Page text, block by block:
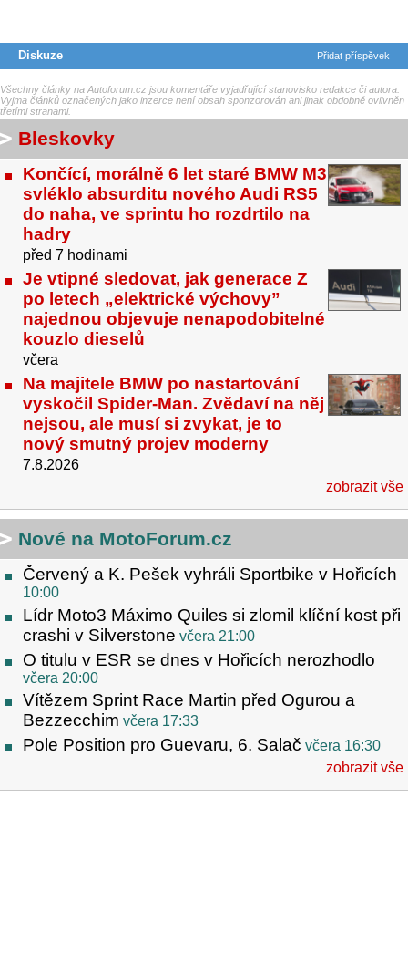
Diskuze Přidat příspěvek
Všechny články na Autoforum.cz jsou komentáře vyjadřující stanovisko redakce či autora.
Vyjma článků označených jako inzerce není obsah sponzorován ani jinak obdobně ovlivněn
třetími stranami.
Bleskovky
Končící, morálně 6 let staré BMW M3
svléklo absurditu nového Audi RS5
do naha, ve sprintu ho rozdrtilo na
hadry
před 7 hodinami
Je vtipné sledovat, jak generace Z
po letech „elektrické výchovy”
najednou objevuje nenapodobitelné
kouzlo dieselů
včera
Na majitele BMW po nastartování
vyskočil Spider-Man. Zvědaví na něj
nejsou, ale musí si zvykat, je to
nový smutný projev moderny
7.8.2026
zobrazit vše
Nové na MotoForum.cz
Červený a K. Pešek vyhráli Sportbike v Hořicích
10:00
Lídr Moto3 Máximo Quiles si zlomil klíční kost při
crashi v Silverstone včera 21:00
O titulu v ESR se dnes v Hořicích nerozhodlo
včera 20:00
Vítězem Sprint Race Martin před Ogurou a
Bezzecchim včera 17:33
Pole Position pro Guevaru, 6. Salač včera 16:30
zobrazit vše